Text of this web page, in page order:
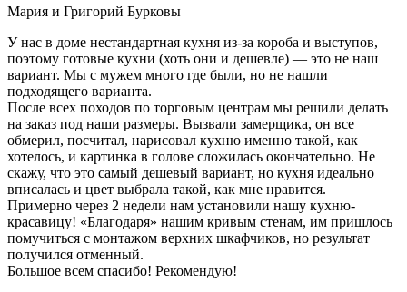
Мария и Григорий Бурковы
У нас в доме нестандартная кухня из-за короба и выступов,
поэтому готовые кухни (хоть они и дешевле) — это не наш
вариант. Мы с мужем много где были, но не нашли
подходящего варианта.
После всех походов по торговым центрам мы решили делать
на заказ под наши размеры. Вызвали замерщика, он все
обмерил, посчитал, нарисовал кухню именно такой, как
хотелось, и картинка в голове сложилась окончательно. Не
скажу, что это самый дешевый вариант, но кухня идеально
вписалась и цвет выбрала такой, как мне нравится.
Примерно через 2 недели нам установили нашу кухню-
красавицу! «Благодаря» нашим кривым стенам, им пришлось
помучиться с монтажом верхних шкафчиков, но результат
получился отменный.
Большое всем спасибо! Рекомендую!